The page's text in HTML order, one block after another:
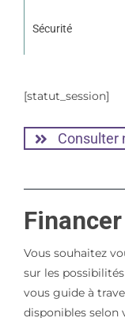
Sécurité
[statut_session]
Consulter
Vous souhaitez
sur les
vous guide à
disponibles selon